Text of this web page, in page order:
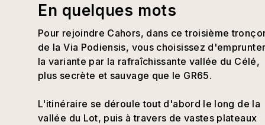
En quelques mots
Pour rejoindre Cahors, dans ce troisième
de la Via Podiensis, vous choisissez
la variante par la rafraîchissante vallée du Célé,
plus secrète et sauvage que le GR65.
L'itinéraire se déroule tout d'abord le long de la
vallée du Lot, puis à travers de vastes plateaux